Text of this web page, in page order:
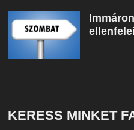
KERESS MINKET